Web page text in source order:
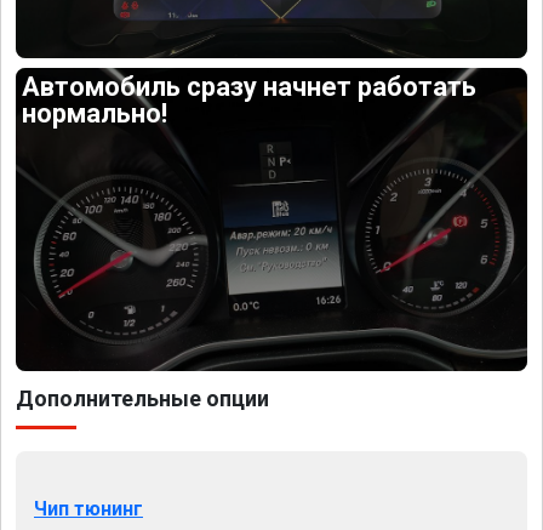
Автомобиль сразу начнет работать
нормально!
Дополнительные опции
Чип тюнинг